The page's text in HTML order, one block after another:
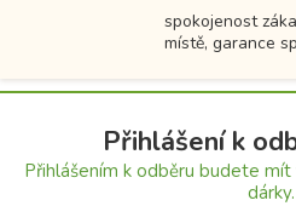
spokojenost
místě, garance
Přihlášení k
Přihlášením k odběru budete
dárky.